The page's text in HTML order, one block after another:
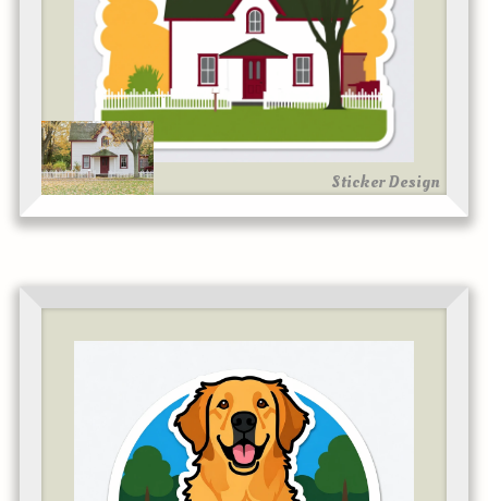
Sticker Design